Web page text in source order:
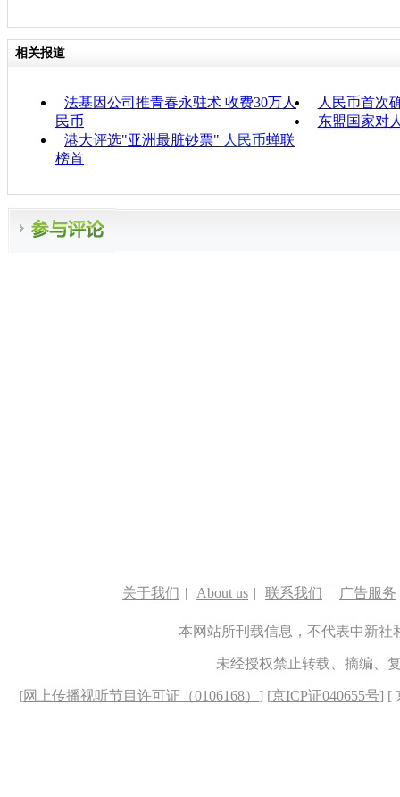
相关报道
法基因公司推青春永驻术 收费30万人
民币
人民币首次
东盟国家对
港大评选"亚洲最脏钞票" 人民币蝉联
榜首
关于我们 | About us | 联系我们 | 广告服务
本网站所刊载信息，不代表中新
未经授权禁止转载、摘编、
[网上传播视听节目许可证（0106168） ] [京ICP证040655号] [